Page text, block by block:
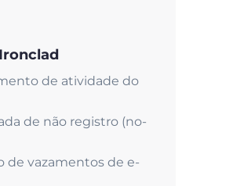
de atividade do
de não registro (no-
de vazamentos de e-